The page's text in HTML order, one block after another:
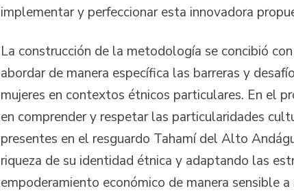
implementar y perfeccionar esta innovadora
La construcción de la metodología se concibió
abordar de manera específica las barreras y
mujeres en contextos étnicos particulares. En el
en comprender y respetar las particularidades
presentes en el resguardo Tahamí del Alto
riqueza de su identidad étnica y adaptando las
empoderamiento económico de manera sensible